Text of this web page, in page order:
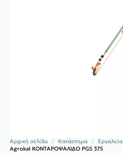
Αρχική σελίδα Κατάστημα
Εργαλεία
Agrokal KOΝΤΑΡΟΨΑΛΙΔO PGS 375